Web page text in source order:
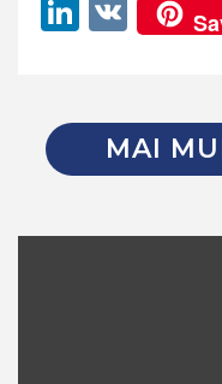
VK
MAI